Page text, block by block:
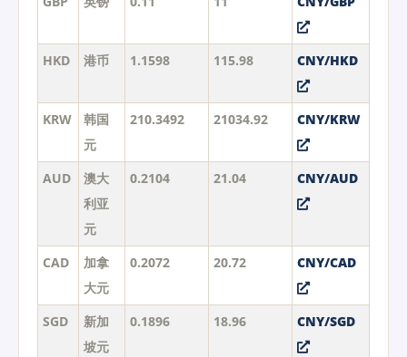
HKD 港币 1.1598 115.98 CNY/HKD
KRW
韩国
元
210.3492 21034.92 CNY/KRW
AUD
澳大
利亚
元
0.2104 21.04 CNY/AUD
CAD
加拿
大元
0.2072 20.72 CNY/CAD
SGD
新加
坡元
0.1896 18.96 CNY/SGD